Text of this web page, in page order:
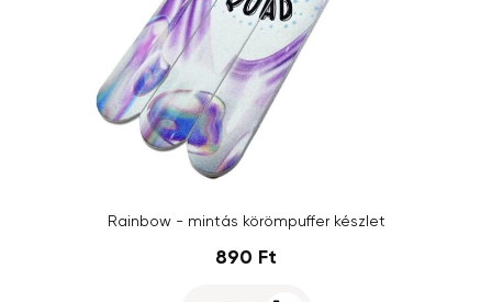
Rainbow - mintás körömpuffer készlet
890 Ft